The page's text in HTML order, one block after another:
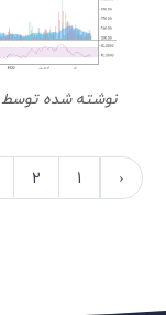
نوشته شده توسط Mina در 30 مرداد 1401
‹
1
2